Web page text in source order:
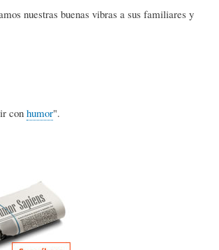
nuestras buenas vibras a sus familiares y
con humor".